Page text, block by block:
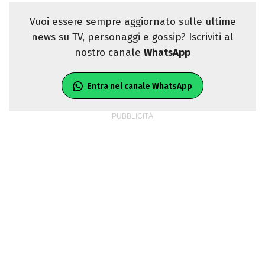
Vuoi essere sempre aggiornato sulle ultime
news su TV, personaggi e gossip? Iscriviti al
nostro canale WhatsApp
Entra nel canale WhatsApp